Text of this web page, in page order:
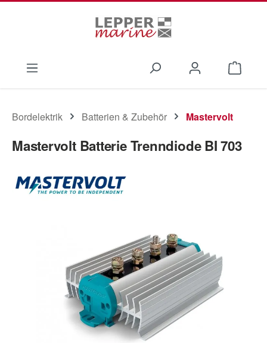
Bordelektrik Batterien & Zubehör Mastervolt
Mastervolt Batterie Trenndiode BI 703